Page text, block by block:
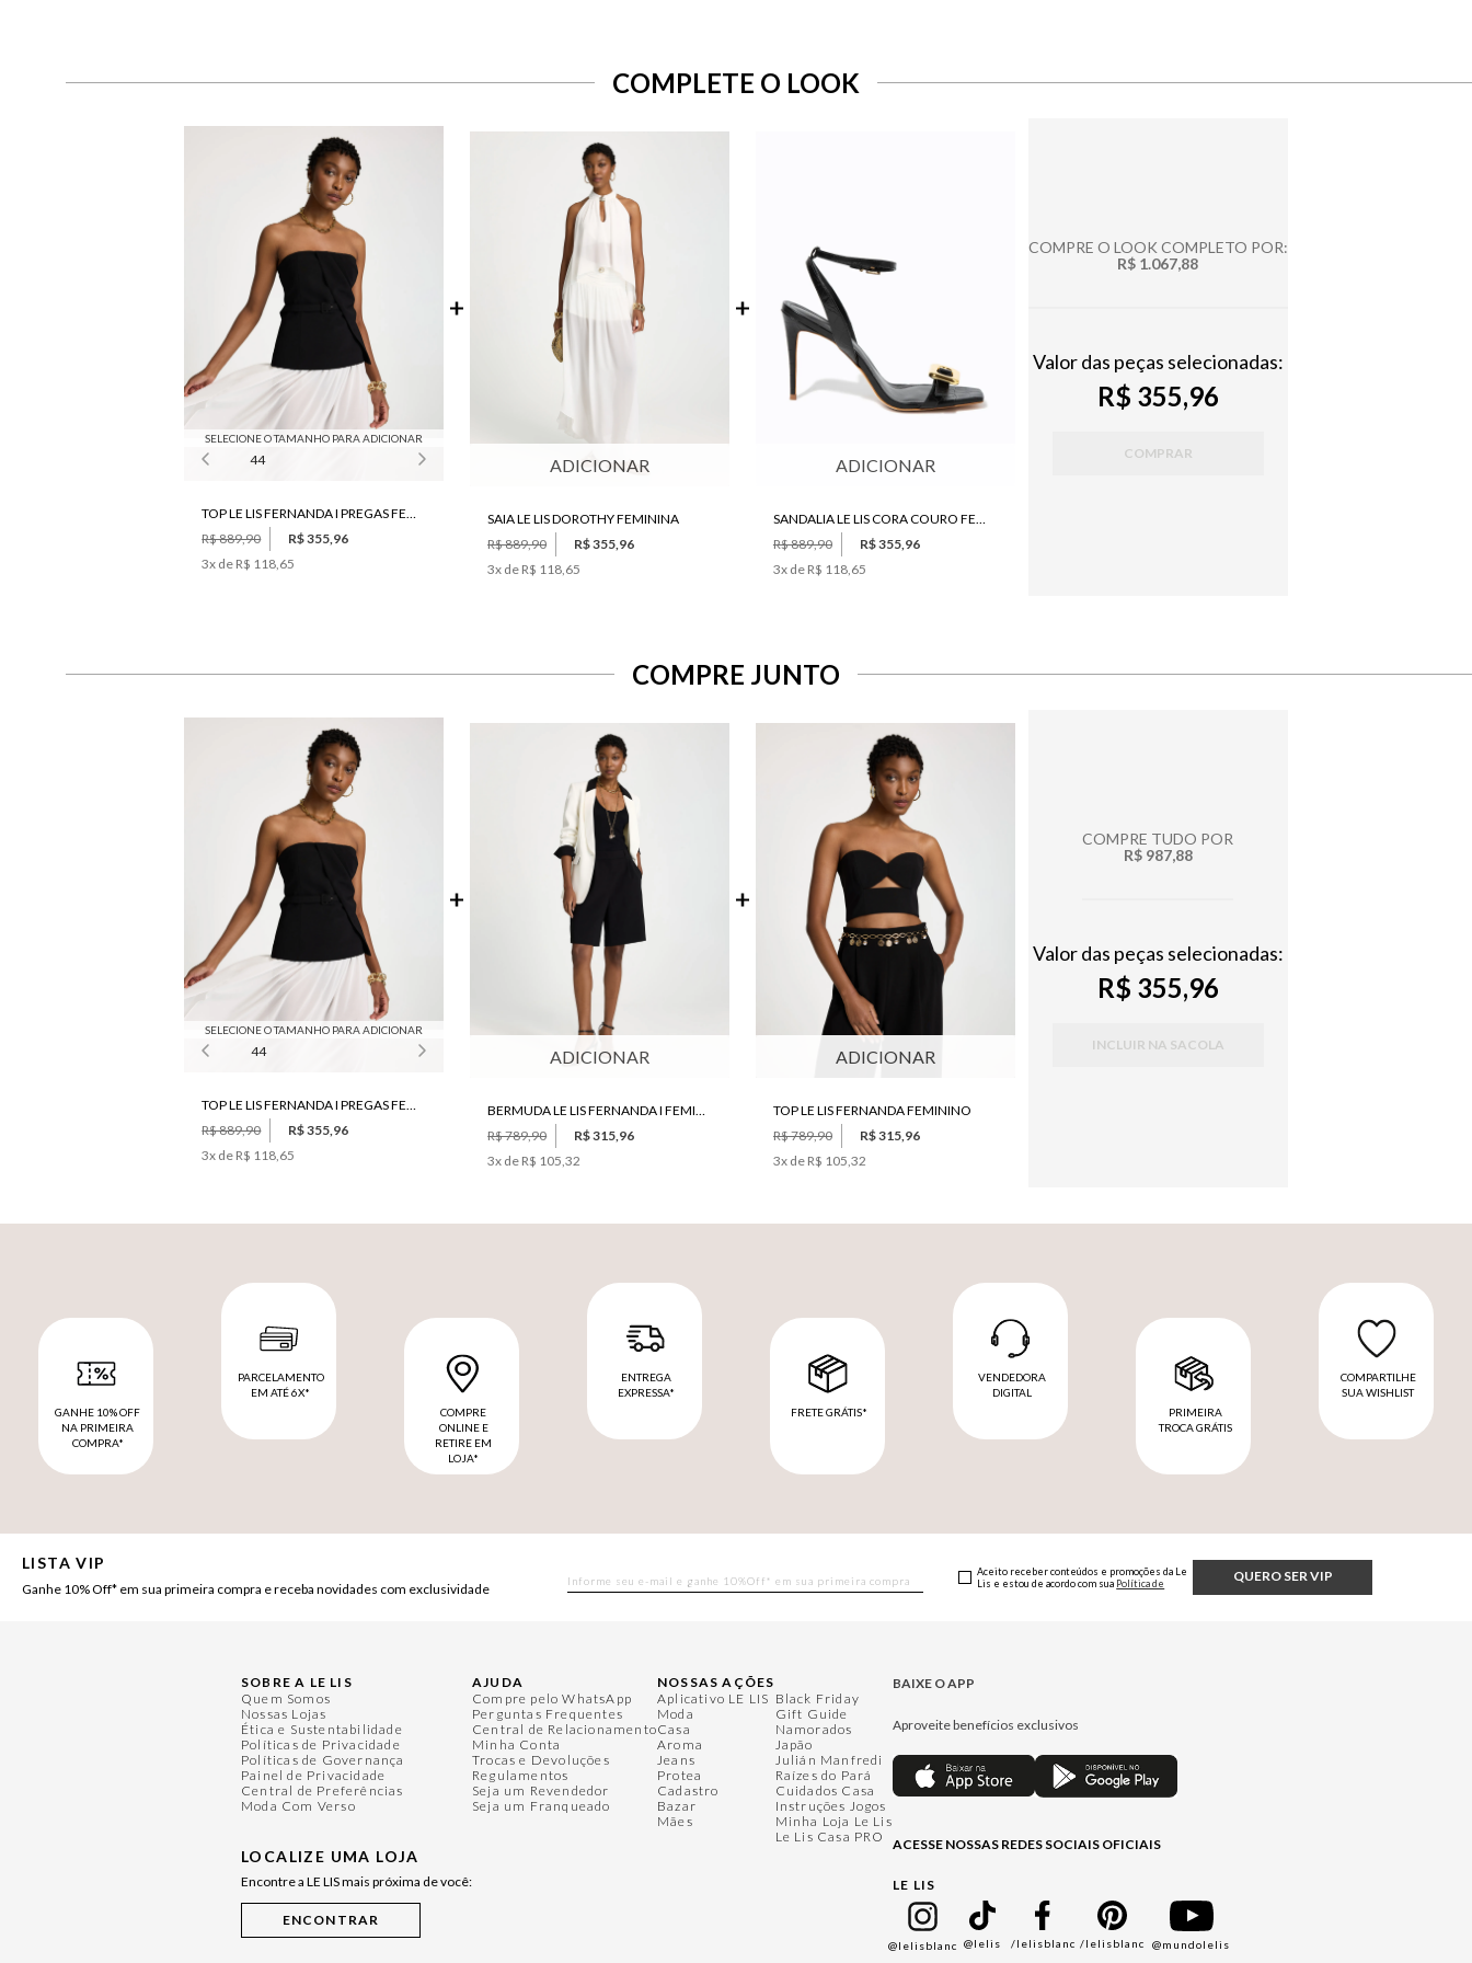
COMPLETE O LOOK
SELECIONE O TAMANHO PARA ADICIONAR
44
TOP LE LIS FERNANDA I PREGAS FEMININO
R$ 889,90
R$ 355,96
3x de R$ 118,65
ADICIONAR
SAIA LE LIS DOROTHY FEMININA
R$ 889,90
R$ 355,96
3x de R$ 118,65
ADICIONAR
SANDALIA LE LIS CORA COURO FEMININA
R$ 889,90
R$ 355,96
3x de R$ 118,65
COMPRE O LOOK COMPLETO POR:
R$ 1.067,88
Valor das peças selecionadas:
R$ 355,96
COMPRAR
COMPRE JUNTO
SELECIONE O TAMANHO PARA ADICIONAR
44
TOP LE LIS FERNANDA I PREGAS FEMININO
R$ 889,90
R$ 355,96
3x de R$ 118,65
ADICIONAR
BERMUDA LE LIS FERNANDA I FEMININO
R$ 789,90
R$ 315,96
3x de R$ 105,32
ADICIONAR
TOP LE LIS FERNANDA FEMININO
R$ 789,90
R$ 315,96
3x de R$ 105,32
COMPRE TUDO POR
R$ 987,88
Valor das peças selecionadas:
R$ 355,96
INCLUIR NA SACOLA
GANHE 10% OFF
NA PRIMEIRA
COMPRA*
PARCELAMENTO
EM ATÉ 6X*
COMPRE
ONLINE E
RETIRE EM
LOJA*
ENTREGA
EXPRESSA*
FRETE GRÁTIS*
VENDEDORA
DIGITAL
PRIMEIRA
TROCA GRÁTIS
COMPARTILHE
SUA WISHLIST
LISTA VIP
Ganhe 10% Off* em sua primeira compra e receba novidades com exclusividade
QUERO SER VIP
Aceito receber conteúdos e promoções da Le
Lis e estou de acordo com sua Política de
SOBRE A LE LIS
Quem Somos
Nossas Lojas
Ética e Sustentabilidade
Políticas de Privacidade
Políticas de Governança
Painel de Privacidade
Central de Preferências
Moda Com Verso
LOCALIZE UMA LOJA
Encontre a LE LIS mais próxima de você:
AJUDA
Compre pelo WhatsApp
Perguntas Frequentes
Central de Relacionamento
Minha Conta
Trocas e Devoluções
Regulamentos
Seja um Revendedor
Seja um Franqueado
NOSSAS AÇÕES
Aplicativo LE LIS
Moda
Casa
Aroma
Jeans
Protea
Cadastro
Bazar
Mães
Black Friday
Gift Guide
Namorados
Japão
Julián Manfredi
Raízes do Pará
Cuidados Casa
Instruções Jogos
Minha Loja Le Lis
Le Lis Casa PRO
BAIXE O APP
Aproveite benefícios exclusivos
ACESSE NOSSAS REDES SOCIAIS OFICIAIS
LE LIS
@lelisblanc @lelis /lelisblanc /lelisblanc @mundolelis